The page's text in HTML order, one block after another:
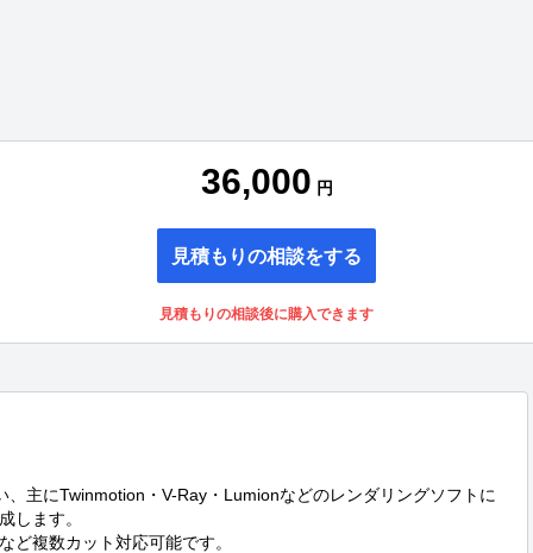
36,000 円
見積もりの相談をする
見積もりの相談後に購入できます
主にTwinmotion・V-Ray・Lumionなどのレンダリングソフトに
します。
ど複数カット対応可能です。